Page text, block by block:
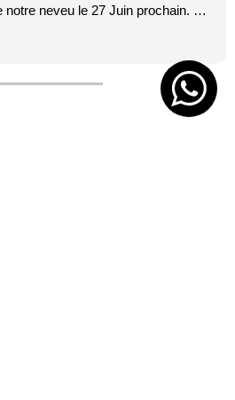
neveu le 27 Juin prochain. Je